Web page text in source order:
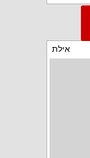
אילת